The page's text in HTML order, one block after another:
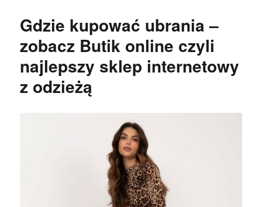
Gdzie kupować ubrania –
zobacz Butik online czyli
najlepszy sklep internetowy
z odzieżą